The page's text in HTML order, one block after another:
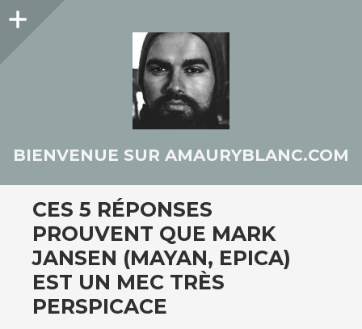
Colonne
BIENVENUE SUR AMAURYBLANC.COM
CES 5 RÉPONSES
PROUVENT QUE MARK
JANSEN (MAYAN, EPICA)
EST UN MEC TRÈS
PERSPICACE